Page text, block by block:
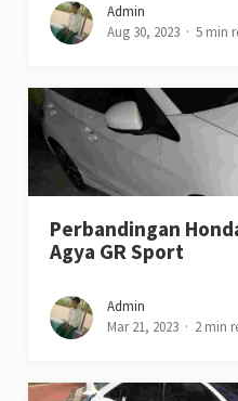
Admin
Aug 30, 2023
5 min
Perbandingan
Agya GR Sport
Admin
Mar 21, 2023
2 min